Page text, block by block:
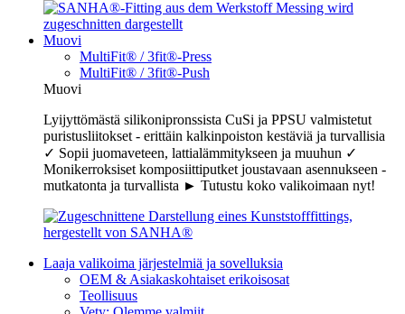
Muovi
MultiFit® / 3fit®-Press
MultiFit® / 3fit®-Push
Muovi
Lyijyttömästä silikonipronssista CuSi ja PPSU valmistetut
puristusliitokset - erittäin kalkinpoiston kestäviä ja turvallisia
✓ Sopii juomaveteen, lattialämmitykseen ja muuhun ✓
Monikerroksiset komposiittiputket joustavaan asennukseen -
mutkatonta ja turvallista ► Tutustu koko valikoimaan nyt!
Laaja valikoima järjestelmiä ja sovelluksia
OEM & Asiakaskohtaiset erikoisosat
Teollisuus